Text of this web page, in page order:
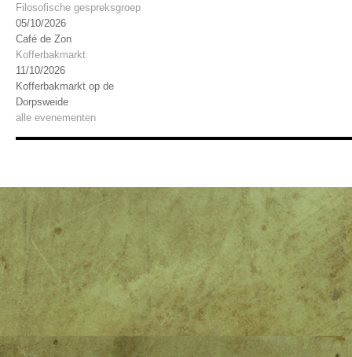
Filosofische gespreksgroep
05/10/2026
Café de Zon
Kofferbakmarkt
11/10/2026
Kofferbakmarkt op de
Dorpsweide
alle evenementen